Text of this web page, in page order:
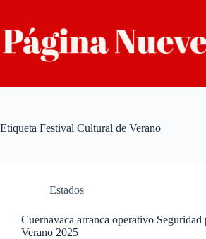
contenido
Etiqueta Festival Cultural de Verano
Estados
Cuernavaca arranca operativo Seguridad
Verano 2025